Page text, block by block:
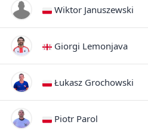
Wiktor Januszewski
Giorgi Lemonjava
Łukasz Grochowski
Piotr Parol